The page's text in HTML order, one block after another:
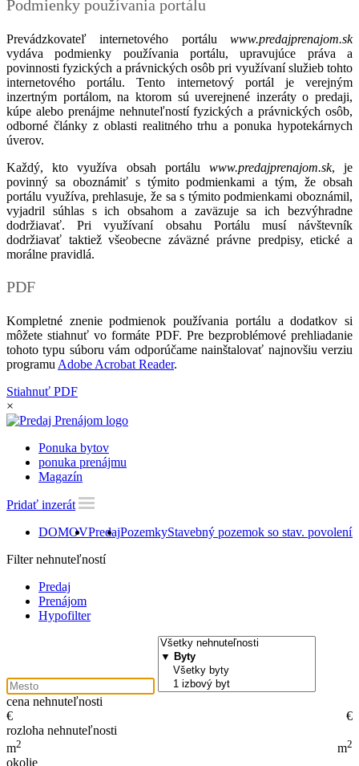
Podmienky používania portálu
Prevádzkovateľ internetového portálu www.predajprenajom.sk
vydáva podmienky používania portálu, upravujúce práva a
povinnosti fyzických a právnických osôb pri využívaní služieb tohto
internetového portálu. Tento internetový portál je verejným
inzertným portálom, na ktorom sú uverejnené inzeráty o predaji,
kúpe alebo prenájme nehnuteľností fyzických a právnických osôb,
odborné články z oblasti realitného trhu a ponuka hypotekárnych
úverov.
Každý, kto využíva obsah portálu www.predajprenajom.sk, je
povinný sa oboznámiť s týmito podmienkami a tým, že obsah
portálu využíva, prehlasuje, že sa s týmito podmienkami oboznámil,
vyjadril súhlas s ich obsahom a zaväzuje sa ich bezvýhradne
dodržiavať. Pri využívaní obsahu Portálu musí návštevník
dodržiavať taktiež všeobecne záväzné právne predpisy, etické a
morálne pravidlá.
PDF
Kompletné znenie podmienok používania portálu a dodatkov si
môžete stiahnuť vo formáte PDF. Pre bezproblémové prehliadanie
tohoto typu súboru vám odporúčame nainštalovať najnovšiu verziu
programu Adobe Acrobat Reader.
Stiahnuť PDF
×
Ponuka bytov
ponuka prenájmu
Magazín
Pridať inzerát
DOMOVPredajPozemkyStavebný pozemok so stav.
Filter nehnuteľností
Predaj
Prenájom
Hypofilter
cena nehnuteľnosti
€
€
rozloha nehnuteľnosti
m2 m2
okolie